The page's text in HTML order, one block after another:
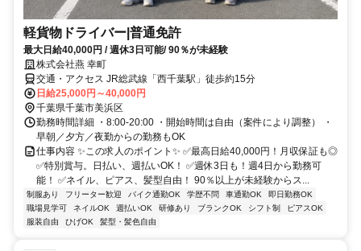
軽貨物ドライバー|普通免許
最大日給40,000円 / 週休3日可能/ 90％が未経験
株式会社燕 幸町
交通・アクセス JR総武線「西千葉駅」徒歩約15分
日給25,000円～40,000円
千葉県千葉市美浜区
勤務時間詳細 ・8:00-20:00 ・開始時間は自由（案件により調整） ・
早朝／夕方／夜勤からの勤務もOK
仕事内容 ✨この求人のポイント✨ ✅最高日給40,000円！月収保証も◎
✅特別賞与。日払い、週払いOK！ ✅週休3日も！週4日から勤務可
能！ ✅ネイル、ピアス、髪型自由！ 90％以上が未経験からス...
制服あり フリーター歓迎 バイク通勤OK 学歴不問 車通勤OK
即日勤務OK
職場見学可
ネイルOK 週払いOK 研修あり ブランクOK シフト制
ピアスOK
服装自由
ひげOK 髪型・髪色自由